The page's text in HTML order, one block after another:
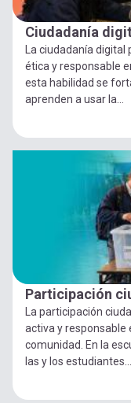
Ciudadanía
La ciudadanía
ética y responsable
esta habilidad se
aprenden a usar la...
Participación
La participación
activa y responsable
comunidad. En la
las y los estudiantes...